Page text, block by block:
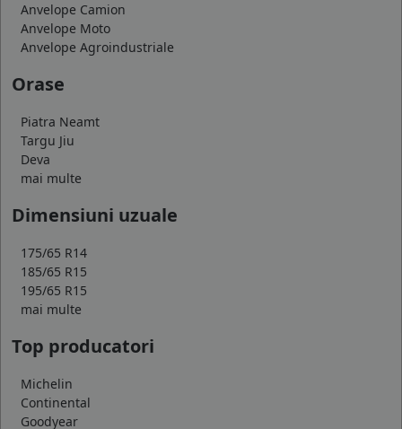
Anvelope Camion
Anvelope Moto
Anvelope Agroindustriale
Orase
Piatra Neamt
Targu Jiu
Deva
mai multe
Dimensiuni uzuale
175/65 R14
185/65 R15
195/65 R15
mai multe
Top producatori
Michelin
Continental
Goodyear